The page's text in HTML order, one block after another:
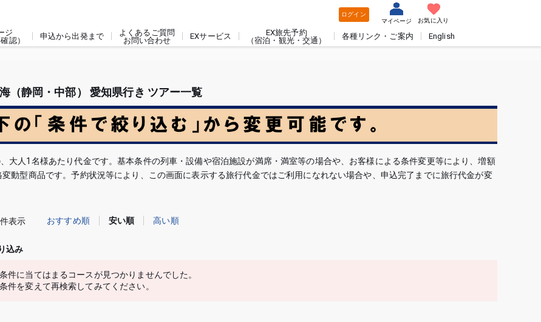
ログイン
マイページ
お気に入り
ジ
認）
申込から出発まで
よくあるご質問
お問い合わせ
EXサービス
EX旅先予約
（宿泊・観光・交通）
各種リンク・ご案内 English
（静岡・中部） 愛知県行き ツアー一覧
大人1名様あたり代金です。基本条件の列車・設備や宿泊施設が満席・満室等の場合や、お客様による条件変更等により、増額
動型商品です。予約状況等により、この画面に表示する旅行代金ではご利用になれない場合や、申込完了までに旅行代金が変
込み
表示 おすすめ順 安い順 高い順
条件に当てはまるコースが見つかりませんでした。
条件を変えて再検索してみてください。